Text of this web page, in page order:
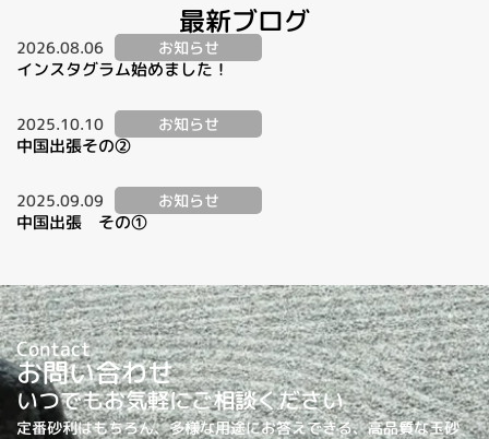
最新ブログ
2026.08.06 お知らせ
インスタグラム始めました！
2025.10.10 お知らせ
中国出張その②
2025.09.09 お知らせ
中国出張 その①
Contact
お問い合わせ
いつでもお気軽にご相談ください
定番砂利はもちろん、多様な用途にお答えできる、高品質な玉砂